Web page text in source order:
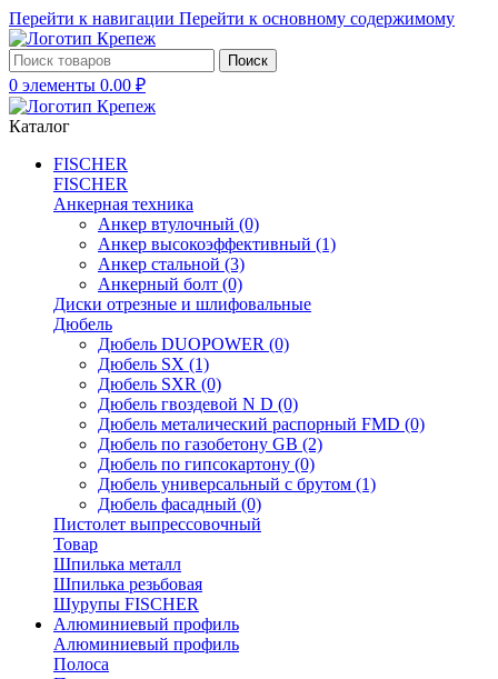
Перейти к навигации Перейти к основному содержимому
Поиск
0 элементы 0.00 ₽
Каталог
FISCHER
FISCHER
Анкерная техника
Анкер втулочный (0)
Анкер высокоэффективный (1)
Анкер стальной (3)
Анкерный болт (0)
Диски отрезные и шлифовальные
Дюбель
Дюбель DUOPOWER (0)
Дюбель SX (1)
Дюбель SXR (0)
Дюбель гвоздевой N D (0)
Дюбель металический распорный FMD (0)
Дюбель по газобетону GB (2)
Дюбель по гипсокартону (0)
Дюбель универсальный с брутом (1)
Дюбель фасадный (0)
Пистолет выпрессовочный
Товар
Шпилька металл
Шпилька резьбовая
Шурупы FISCHER
Алюминиевый профиль
Алюминиевый профиль
Полоса